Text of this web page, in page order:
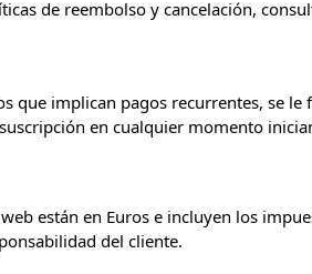
de reembolso y cancelación,
que implican pagos recurrentes, se
en cualquier momento
están en Euros e incluyen los
del cliente.